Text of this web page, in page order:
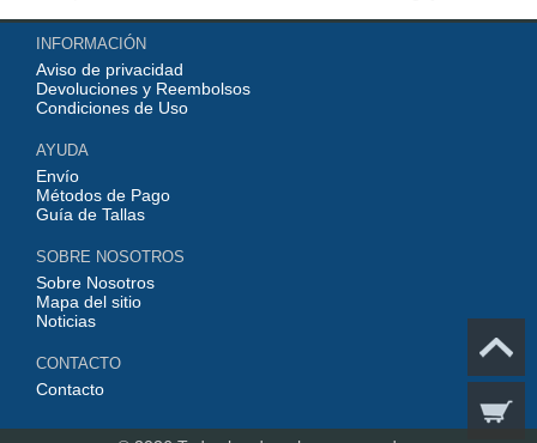
Disponible en una variedad de estilos y tamaños ¡Compre camisetas de
rugby baratas en línea!
INFORMACIÓN
Aviso de privacidad
Devoluciones y Reembolsos
Condiciones de Uso
AYUDA
Envío
Métodos de Pago
Guía de Tallas
SOBRE NOSOTROS
Sobre Nosotros
Mapa del sitio
Noticias
CONTACTO
Contacto